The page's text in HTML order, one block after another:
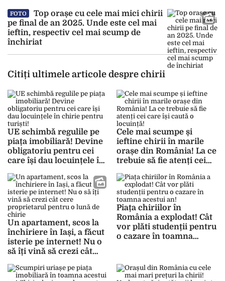
FOTO
Top orașe cu cele mai mici chirii
pe final de an 2025. Unde este cel mai
ieftin, respectiv cel mai scump de
închiriat
Citiți ultimele articole despre chirii
UE schimbă regulile pe
piața imobiliară! Devine
obligatoriu pentru cei
care își dau locuințele în
Cele mai scumpe și
ieftine chirii în marile
orașe din România! La ce
trebuie să fie atenți cei
Un apartament, scos la
închiriere în Iași, a făcut
isterie pe internet! Nu o
să îți vină să crezi cât
o lună de chirie
Piața chiriilor în
România a explodat! Cât
vor plăti studenții pentru
o cazare în toamna